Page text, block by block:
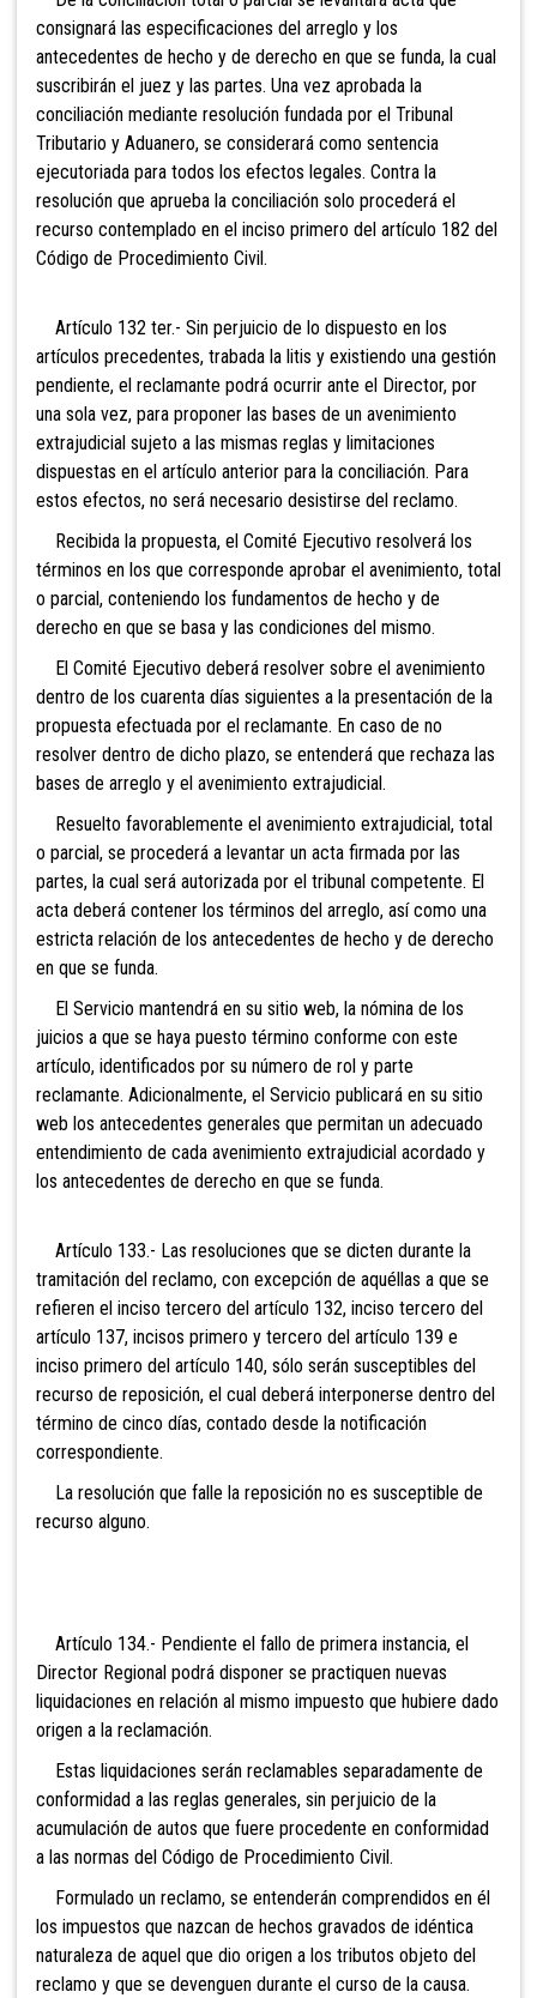
consignará las especificaciones del arreglo y los
antecedentes de hecho y de derecho en que se funda, la cual
suscribirán el juez y las partes. Una vez aprobada la
conciliación mediante resolución fundada por el Tribunal
Tributario y Aduanero, se considerará como sentencia
ejecutoriada para todos los efectos legales. Contra la
resolución que aprueba la conciliación solo procederá el
recurso contemplado en el inciso primero del artículo 182 del
Código de Procedimiento Civil.
Artículo 132 ter.- Sin perjuicio de lo dispuesto en los
artículos precedentes, trabada la litis y existiendo una gestión
pendiente, el reclamante podrá ocurrir ante el Director, por
una sola vez, para proponer las bases de un avenimiento
extrajudicial sujeto a las mismas reglas y limitaciones
dispuestas en el artículo anterior para la conciliación. Para
estos efectos, no será necesario desistirse del reclamo.
Recibida la propuesta, el Comité Ejecutivo resolverá los
términos en los que corresponde aprobar el avenimiento, total
o parcial, conteniendo los fundamentos de hecho y de
derecho en que se basa y las condiciones del mismo.
El Comité Ejecutivo deberá resolver sobre el avenimiento
dentro de los cuarenta días siguientes a la presentación de la
propuesta efectuada por el reclamante. En caso de no
resolver dentro de dicho plazo, se entenderá que rechaza las
bases de arreglo y el avenimiento extrajudicial.
Resuelto favorablemente el avenimiento extrajudicial, total
o parcial, se procederá a levantar un acta firmada por las
partes, la cual será autorizada por el tribunal competente. El
acta deberá contener los términos del arreglo, así como una
estricta relación de los antecedentes de hecho y de derecho
en que se funda.
El Servicio mantendrá en su sitio web, la nómina de los
juicios a que se haya puesto término conforme con este
artículo, identificados por su número de rol y parte
reclamante. Adicionalmente, el Servicio publicará en su sitio
web los antecedentes generales que permitan un adecuado
entendimiento de cada avenimiento extrajudicial acordado y
los antecedentes de derecho en que se funda.
Artículo 133.- Las resoluciones que se dicten durante la
tramitación del reclamo, con excepción de aquéllas a que se
refieren el inciso tercero del artículo 132, inciso tercero del
artículo 137, incisos primero y tercero del artículo 139 e
inciso primero del artículo 140, sólo serán susceptibles del
recurso de reposición, el cual deberá interponerse dentro del
término de cinco días, contado desde la notificación
correspondiente.
La resolución que falle la reposición no es susceptible de
recurso alguno.
Artículo 134.- Pendiente el fallo de primera instancia, el
Director Regional podrá disponer se practiquen nuevas
liquidaciones en relación al mismo impuesto que hubiere dado
origen a la reclamación.
Estas liquidaciones serán reclamables separadamente de
conformidad a las reglas generales, sin perjuicio de la
acumulación de autos que fuere procedente en conformidad
a las normas del Código de Procedimiento Civil.
Formulado un reclamo, se entenderán comprendidos en él
los impuestos que nazcan de hechos gravados de idéntica
naturaleza de aquel que dio origen a los tributos objeto del
reclamo y que se devenguen durante el curso de la causa.